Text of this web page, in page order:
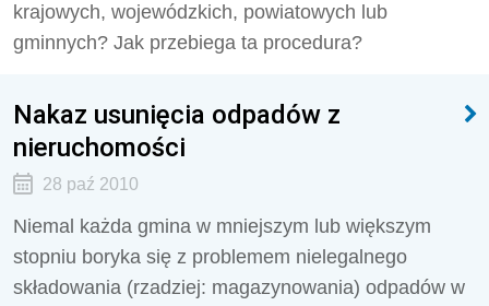
krajowych, wojewódzkich, powiatowych lub
gminnych? Jak przebiega ta procedura?
Nakaz usunięcia odpadów z
nieruchomości
28 paź 2010
Niemal każda gmina w mniejszym lub większym
stopniu boryka się z problemem nielegalnego
składowania (rzadziej: magazynowania) odpadów w